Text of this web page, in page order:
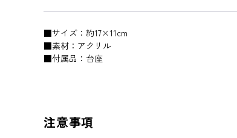
■サイズ：約17×11cm
■素材：アクリル
■付属品：台座
注意事項